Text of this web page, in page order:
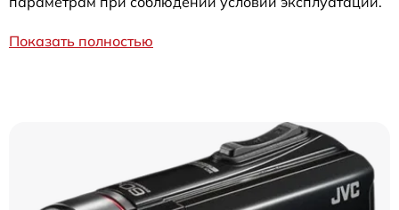
Показать полностью